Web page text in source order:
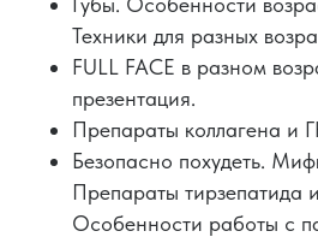
Техники для разных
FULL FACE в разном
презентация.
Препараты коллагена и
Безопасно похудеть.
Препараты тирзепатида
Особенности работы с